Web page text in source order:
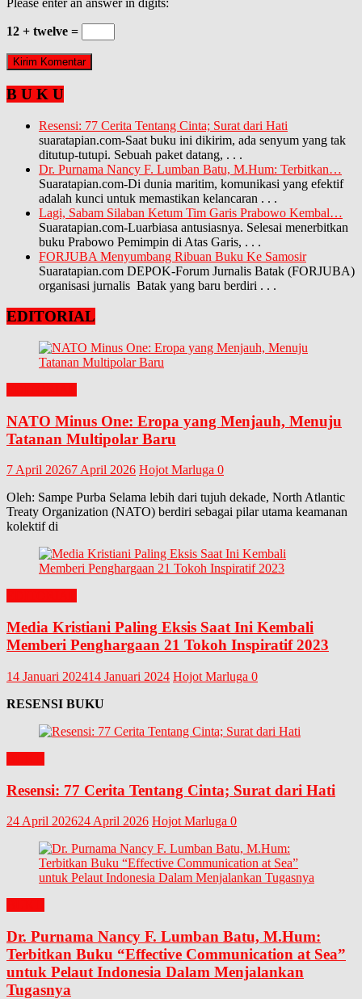
Please enter an answer in digits:
12 + twelve =
B U K U
Resensi: 77 Cerita Tentang Cinta; Surat dari Hati
suaratapian.com-Saat buku ini dikirim, ada senyum yang tak
ditutup-tutupi. Sebuah paket datang, . . .
Dr. Purnama Nancy F. Lumban Batu, M.Hum: Terbitkan…
Suaratapian.com-Di dunia maritim, komunikasi yang efektif
adalah kunci untuk memastikan kelancaran . . .
Lagi, Sabam Silaban Ketum Tim Garis Prabowo Kembal…
Suaratapian.com-Luarbiasa antusiasnya. Selesai menerbitkan
buku Prabowo Pemimpin di Atas Garis, . . .
FORJUBA Menyumbang Ribuan Buku Ke Samosir
Suaratapian.com DEPOK-Forum Jurnalis Batak (FORJUBA)
organisasi jurnalis Batak yang baru berdiri . . .
EDITORIAL
NATO Minus One: Eropa yang Menjauh, Menuju
Tatanan Multipolar Baru
7 April 20267 April 2026 Hojot Marluga 0
Oleh: Sampe Purba Selama lebih dari tujuh dekade, North Atlantic
Treaty Organization (NATO) berdiri sebagai pilar utama keamanan
kolektif di
Media Kristiani Paling Eksis Saat Ini Kembali
Memberi Penghargaan 21 Tokoh Inspiratif 2023
14 Januari 202414 Januari 2024 Hojot Marluga 0
RESENSI BUKU
Resensi: 77 Cerita Tentang Cinta; Surat dari Hati
24 April 202624 April 2026 Hojot Marluga 0
Dr. Purnama Nancy F. Lumban Batu, M.Hum:
Terbitkan Buku “Effective Communication at Sea”
untuk Pelaut Indonesia Dalam Menjalankan
Tugasnya